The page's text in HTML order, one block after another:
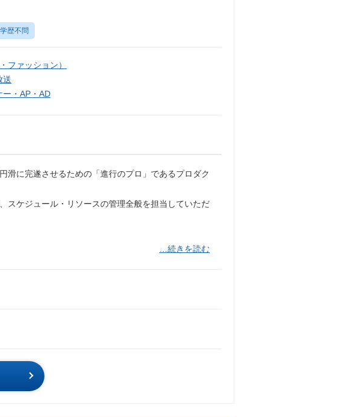
学歴不問
ファッション）
送
ー・AP・AD
滑に完遂させるための「進行のプロ」であるプロダク
スケジュール・リソースの管理全般を担当していただ
…続きを読む